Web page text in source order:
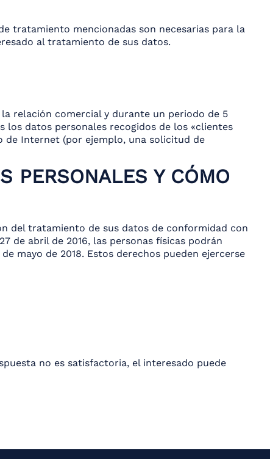
tratamiento mencionadas son necesarias para la
al tratamiento de sus datos.
relación comercial y durante un periodo de 5
los datos personales recogidos de los «clientes
Internet (por ejemplo, una solicitud de
PERSONALES Y CÓMO
del tratamiento de sus datos de conformidad con
de abril de 2016, las personas físicas podrán
mayo de 2018. Estos derechos pueden ejercerse
no es satisfactoria, el interesado puede